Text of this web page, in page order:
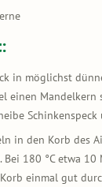
in möglichst
einen Mandelkern
Schinkenspeck
in den Korb des
180 °C etwa 10
einmal gut